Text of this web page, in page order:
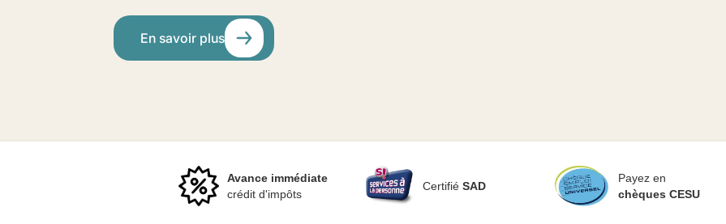
En savoir plus
Avance immédiate
crédit d'impôts
CertifiéSAD
Payez en
chèques CESU